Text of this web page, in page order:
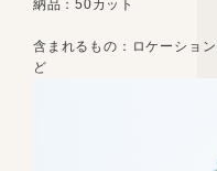
納品：50カット
含まれるもの：ロケーショ
ど